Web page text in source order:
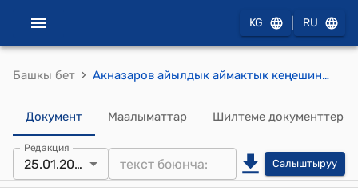
KG RU
Башкы бет › Акназаров айылдык аймактык кеңешинин 2024-жылдын 25-январындагы № 6 "Акназаров айыл аймагындагы Кара-Койун участкасындагы жер аянтына чакан корук (микрозаповедник) уюштуруу жөнүндө" токтому
Документ Маалыматтар Шилтеме документтер
Редакция
25.01.2024 Салыштыруу